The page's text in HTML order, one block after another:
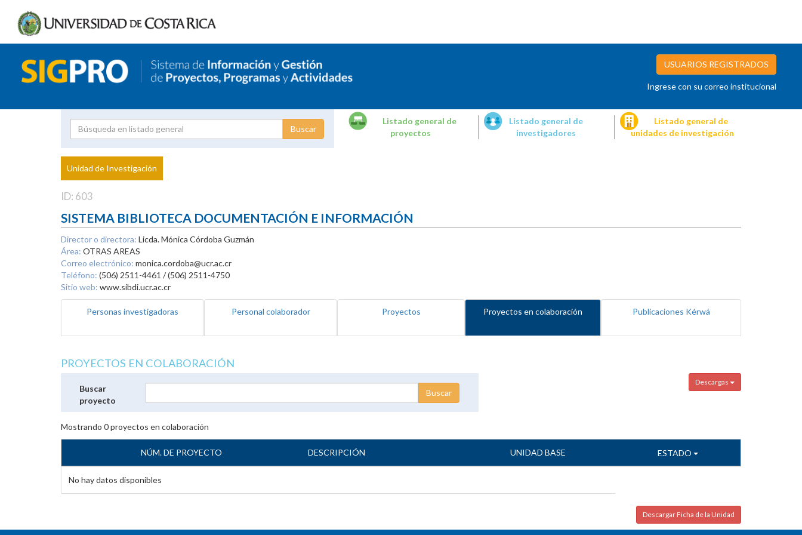
USUARIOS REGISTRADOS
Ingrese con su correo institucional
Proyecto
Investigador
Listado general de
proyectos
Listado general de
investigadores
Listado general de
unidades de investigación
Unidad de Investigación
ID: 603
SISTEMA BIBLIOTECA DOCUMENTACIÓN E INFORMACIÓN
Director o directora: Licda. Mónica Córdoba Guzmán
Área: OTRAS AREAS
Correo electrónico: monica.cordoba@ucr.ac.cr
Teléfono: (506) 2511-4461 / (506) 2511-4750
Sitio web: www.sibdi.ucr.ac.cr
Personas investigadoras Personal colaborador Proyectos Proyectos en colaboración Publicaciones Kérwá
PROYECTOS EN COLABORACIÓN
Descargas
Buscar
proyecto
Mostrando 0proyectos en colaboración
NÚM. DE PROYECTO DESCRIPCIÓN UNIDAD BASE ESTADO
No hay datos disponibles
Descargar Ficha de la Unidad